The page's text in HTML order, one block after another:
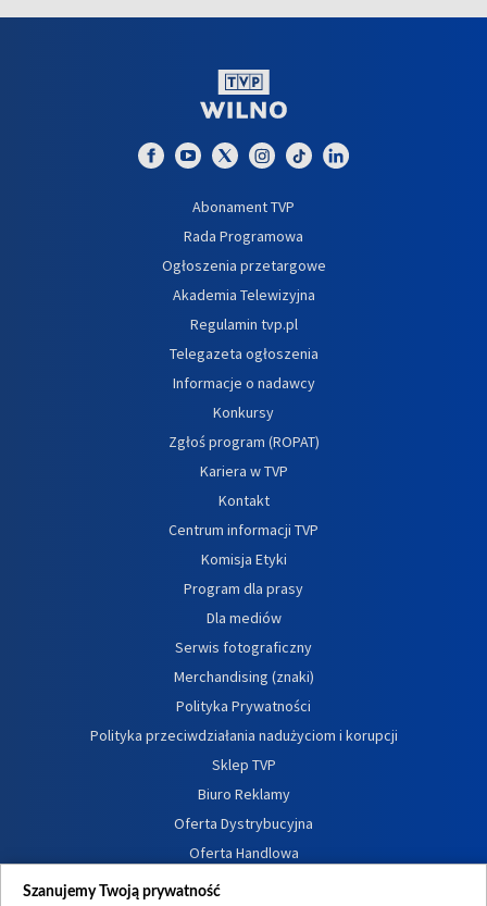
Abonament TVP
Rada Programowa
Ogłoszenia przetargowe
Akademia Telewizyjna
Regulamin tvp.pl
Telegazeta ogłoszenia
Informacje o nadawcy
Konkursy
Zgłoś program (ROPAT)
Kariera w TVP
Kontakt
Centrum informacji TVP
Komisja Etyki
Program dla prasy
Dla mediów
Serwis fotograficzny
Merchandising (znaki)
Polityka Prywatności
Polityka przeciwdziałania nadużyciom i korupcji
Sklep TVP
Biuro Reklamy
Oferta Dystrybucyjna
Oferta Handlowa
Dostępność
Szanujemy Twoją prywatność